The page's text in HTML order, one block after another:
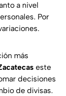
a nivel
Por
más
este
decisiones
de divisas.